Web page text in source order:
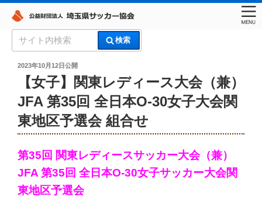
索:
検索
埼玉県サッカー協会
投
2023年10月12日公開
【女子】関東レディース大会（兼）
JFA 第35回 全日本O-30女子大会関
東地区予選会 組合せ
第35回 関東レディースサッカー大会（兼）
JFA 第35回 全日本O-30女子サッカー大会関
東地区予選会